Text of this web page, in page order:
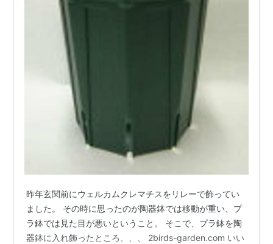
昨年玄関前にウェルカムクレマチスをリレーで飾ってい
ました。 その時に思ったのが陶器鉢では移動が重い、プ
ラ鉢では見た目が悪いということ。 そこで、プラ鉢を陶
器鉢に入れ飾ったところ、、、 2birds-garden.com いい